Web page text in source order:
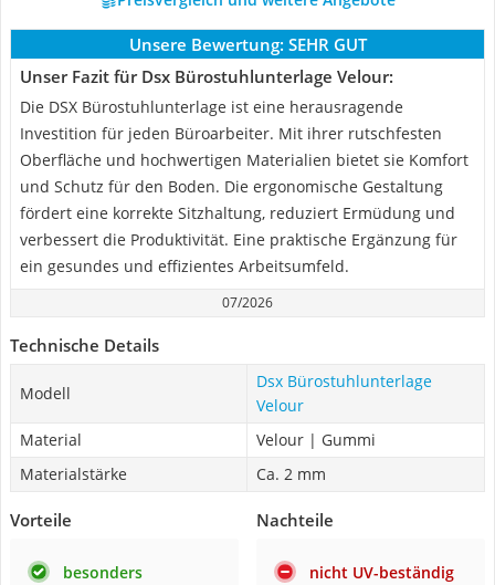
Unsere Bewertung: SEHR GUT
Unser Fazit für Dsx Bürostuhlunterlage Velour:
Die DSX Bürostuhlunterlage ist eine herausragende
Investition für jeden Büroarbeiter. Mit ihrer rutschfesten
Oberfläche und hochwertigen Materialien bietet sie Komfort
und Schutz für den Boden. Die ergonomische Gestaltung
fördert eine korrekte Sitzhaltung, reduziert Ermüdung und
verbessert die Produktivität. Eine praktische Ergänzung für
ein gesundes und effizientes Arbeitsumfeld.
07/2026
Technische Details
Modell
Dsx Bürostuhlunterlage
Velour
Material
Velour | Gummi
Materialstärke
Ca. 2 mm
Vorteile
besonders
Nachteile
nicht UV-beständig